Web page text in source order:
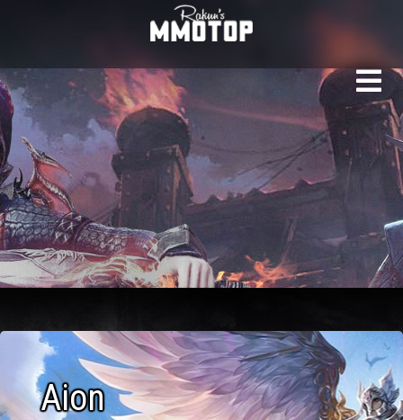
Рейтинг серверов
Aion